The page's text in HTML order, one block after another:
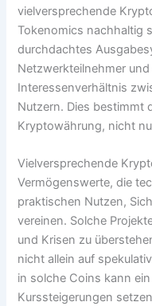
vielversprechende
Tokenomics nachhaltig
durchdachtes
Netzwerkteilnehmer
Interessenverhältnis
Nutzern. Dies bestimmt
Kryptowährung, nicht
Vielversprechende
Vermögenswerte, die
praktischen Nutzen,
vereinen. Solche
und Krisen zu
nicht allein auf
in solche Coins kann
Kurssteigerungen